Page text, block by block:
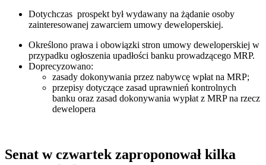
Dotychczas prospekt był wydawany na żądanie osoby
zainteresowanej zawarciem umowy deweloperskiej.
Określono prawa i obowiązki stron umowy deweloperskiej w
przypadku ogłoszenia upadłości banku prowadzącego MRP.
Doprecyzowano:
zasady dokonywania przez nabywcę wpłat na MRP;
przepisy dotyczące zasad uprawnień kontrolnych
banku oraz zasad dokonywania wypłat z MRP na rzecz
dewelopera
Senat w czwartek zaproponował kilka